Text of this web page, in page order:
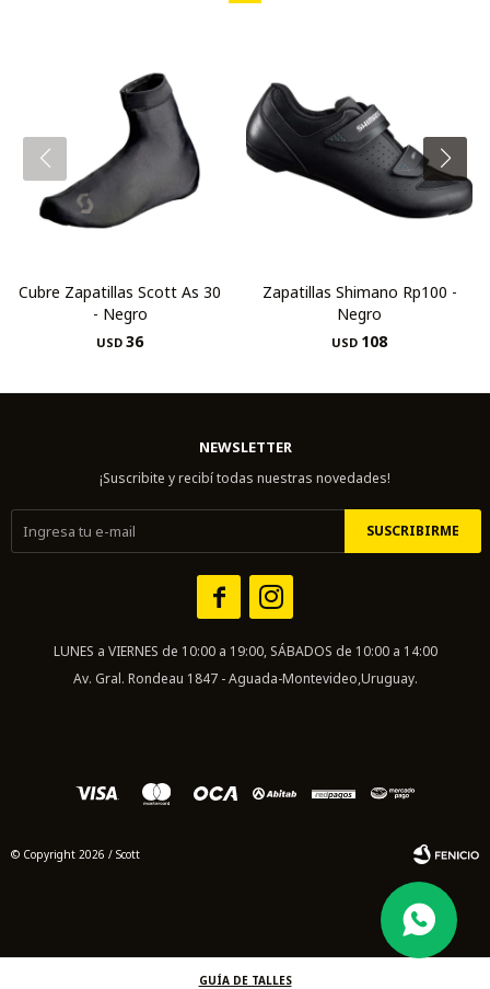
GUÍA DE TALLES
Cubre Zapatillas Scott As 30
- Negro
USD 36
Zapatillas Shimano Rp100 -
Negro
USD 108
NEWSLETTER
¡Suscribite y recibí todas nuestras novedades!
SUSCRIBIRME
 
LUNES a VIERNES de 10:00 a 19:00, SÁBADOS de 10:00 a 14:00
Av. Gral. Rondeau 1847 - Aguada-Montevideo,Uruguay.
© Copyright 2026 / Scott